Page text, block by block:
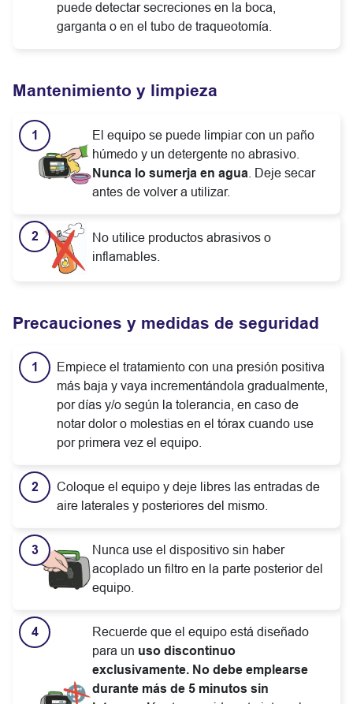
puede detectar secreciones en la boca,
garganta o en el tubo de traqueotomía.
Mantenimiento y limpieza
El equipo se puede limpiar con un paño
húmedo y un detergente no abrasivo.
Nunca lo sumerja en agua . Deje secar
antes de volver a utilizar.
No utilice productos abrasivos o
inflamables.
Precauciones y medidas de seguridad
Empiece el tratamiento con una presión positiva
más baja y vaya incrementándola gradualmente,
por días y/o según la tolerancia, en caso de
notar dolor o molestias en el tórax cuando use
por primera vez el equipo.
Coloque el equipo y deje libres las entradas de
aire laterales y posteriores del mismo.
Nunca use el dispositivo sin haber
acoplado un filtro en la parte posterior del
equipo.
Recuerde que el equipo está diseñado
para un uso discontinuo
exclusivamente. No debe emplearse
durante más de 5 minutos sin